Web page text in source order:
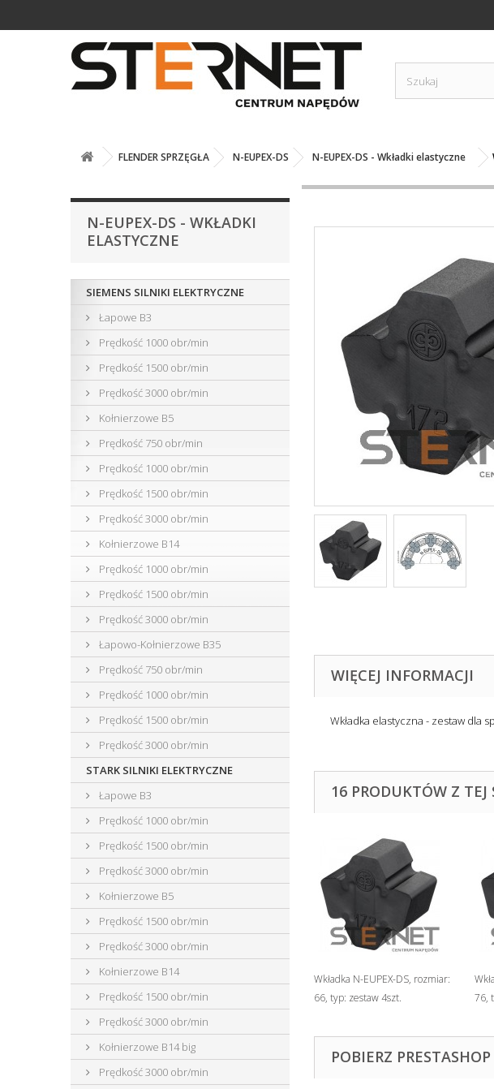
FLENDER SPRZĘGŁA N-EUPEX-DS N-EUPEX-DS - Wkładki elastyczne
N-EUPEX-DS - WKŁADKI
ELASTYCZNE
SIEMENS SILNIKI ELEKTRYCZNE
Łapowe B3
Prędkość 1000 obr/min
Prędkość 1500 obr/min
Prędkość 3000 obr/min
Kołnierzowe B5
Prędkość 750 obr/min
Prędkość 1000 obr/min
Prędkość 1500 obr/min
Prędkość 3000 obr/min
Kołnierzowe B14
Prędkość 1000 obr/min
Prędkość 1500 obr/min
Prędkość 3000 obr/min
Łapowo-Kołnierzowe B35
Prędkość 750 obr/min
Prędkość 1000 obr/min
Prędkość 1500 obr/min
Prędkość 3000 obr/min
STARK SILNIKI ELEKTRYCZNE
Łapowe B3
Prędkość 1000 obr/min
Prędkość 1500 obr/min
Prędkość 3000 obr/min
Kołnierzowe B5
Prędkość 1500 obr/min
Prędkość 3000 obr/min
Kołnierzowe B14
Prędkość 1500 obr/min
Prędkość 3000 obr/min
Kołnierzowe B14 big
Prędkość 3000 obr/min
WIĘCEJ INFORMACJI
Wkładka elastyczna - zestaw dla
16 PRODUKTÓW Z TEJ
Wkładka N-EUPEX-DS, rozmiar:
66, typ: zestaw 4szt.
76,
POBIERZ PRESTASHOP